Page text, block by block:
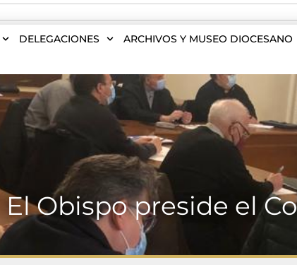
DELEGACIONES ARCHIVOS Y MUSEO DIOCESANO
El Obispo preside el